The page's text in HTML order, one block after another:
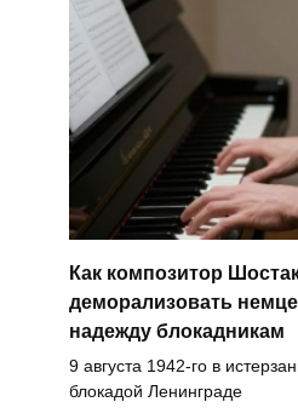
Как композитор
деморализовать
надежду блокадникам
9 августа 1942-го в
блокадой Ленинграде